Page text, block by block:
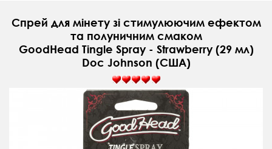
Спрей для мінету зі стимулюючим ефектом
та полуничним смаком
GoodHead Tingle Spray - Strawberry (29 мл)
Doc Johnson (CША)